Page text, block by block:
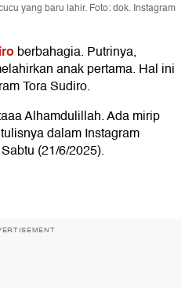
yang baru lahir. Foto: dok. Instagram
berbahagia. Putrinya,
anak pertama. Hal ini
Tora Sudiro.
Alhamdulillah. Ada mirip
dalam Instagram
(21/6/2025).